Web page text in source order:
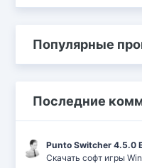
Популярные
Последние
Punto Switcher 4.5.0
Скачать софт игры